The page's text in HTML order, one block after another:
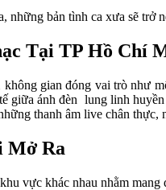
bản tình ca xưa sẽ trở
Tại TP Hồ Chí
gian đóng vai trò như
giữa ánh đèn  lung linh
thanh âm live chân
Mở Ra
vực khác nhau nhằm